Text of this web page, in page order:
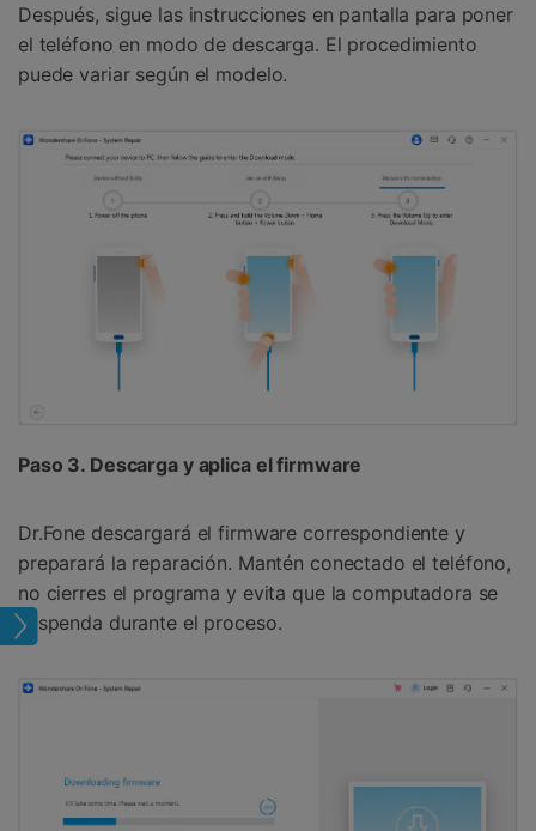
Después, sigue las instrucciones en pantalla para poner
el teléfono en modo de descarga. El procedimiento
puede variar según el modelo.
Paso 3. Descarga y aplica el firmware
Dr.Fone descargará el firmware correspondiente y
preparará la reparación. Mantén conectado el teléfono,
no cierres el programa y evita que la computadora se
suspenda durante el proceso.